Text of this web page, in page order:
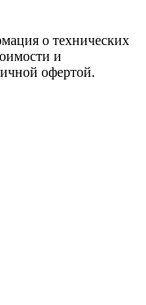
о технических
и
офертой.